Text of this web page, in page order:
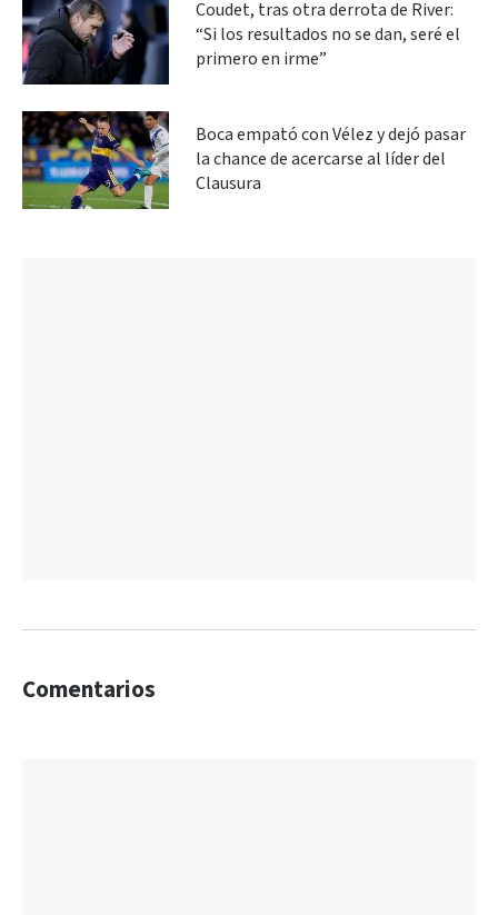
Coudet, tras otra derrota de River:
“Si los resultados no se dan, seré el
primero en irme”
Boca empató con Vélez y dejó pasar
la chance de acercarse al líder del
Clausura
Comentarios